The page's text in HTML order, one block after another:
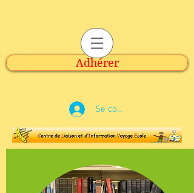
Adhérer
Se connecter